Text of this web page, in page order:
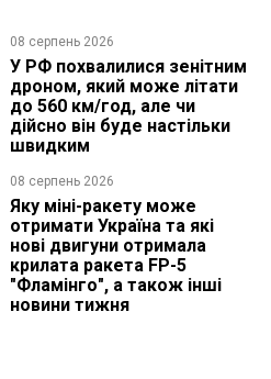
08 серпень 2026
У РФ похвалилися зенітним
дроном, який може літати
до 560 км/год, але чи
дійсно він буде настільки
швидким
08 серпень 2026
Яку міні-ракету може
отримати Україна та які
нові двигуни отримала
крилата ракета FP-5
"Фламінго", а також інші
новини тижня